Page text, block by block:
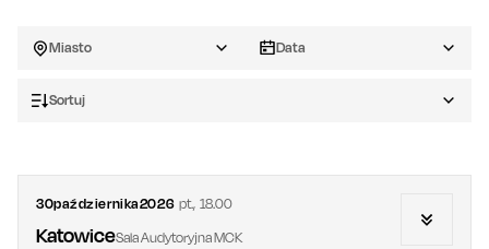
Miasto Data
Sortuj
30października2026 pt.,18.00
KatowiceSala Audytoryjna MCK